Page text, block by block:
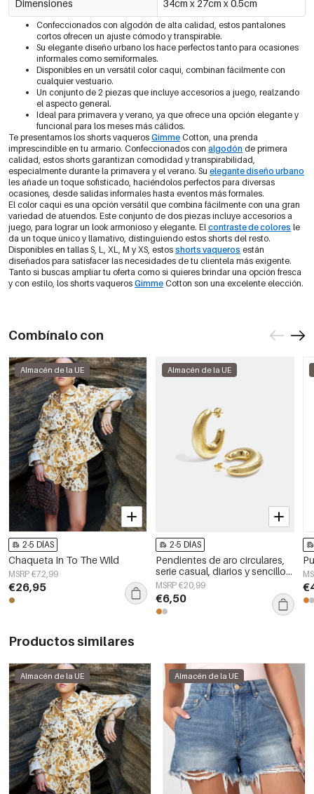
Dimensiones 34cm x 27cm x 0.5cm
Confeccionados con algodón de alta calidad, estos pantalones
cortos ofrecen un ajuste cómodo y transpirable.
Su elegante diseño urbano los hace perfectos tanto para ocasiones
informales como semiformales.
Disponibles en un versátil color caqui, combinan fácilmente con
cualquier vestuario.
Un conjunto de 2 piezas que incluye accesorios a juego, realzando
el aspecto general.
Ideal para primavera y verano, ya que ofrece una opción elegante y
funcional para los meses más cálidos.
Te presentamos los shorts vaqueros Gimme Cotton, una prenda
imprescindible en tu armario. Confeccionados con algodón de primera
calidad, estos shorts garantizan comodidad y transpirabilidad,
especialmente durante la primavera y el verano. Su elegante diseño urbano
les añade un toque sofisticado, haciéndolos perfectos para diversas
ocasiones, desde salidas informales hasta eventos más formales.
El color caqui es una opción versátil que combina fácilmente con una gran
variedad de atuendos. Este conjunto de dos piezas incluye accesorios a
juego, para lograr un look armonioso y elegante. El contraste de colores le
da un toque único y llamativo, distinguiendo estos shorts del resto.
Disponibles en tallas S, L, XL, M y XS, estos shorts vaqueros están
diseñados para satisfacer las necesidades de tu clientela más exigente.
Tanto si buscas ampliar tu oferta como si quieres brindar una opción fresca
y con estilo, los shorts vaqueros Gimme Cotton son una excelente elección.
Combínalo con
Almacén de la UE
2-5 DÍAS
Chaqueta In To The Wild
MSRP €72,99
€26,95
Almacén de la UE
2-5 DÍAS
Pendientes de aro circulares,
serie casual, diarios y sencillos,
joyería para mujer.
MSRP €20,99
€6,50
Productos similares
Almacén de la UE Almacén de la UE